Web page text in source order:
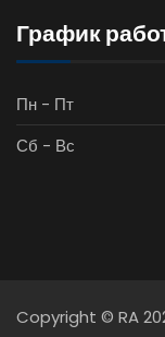
График
Пн - Пт
Сб - Вс
Copyright © RA